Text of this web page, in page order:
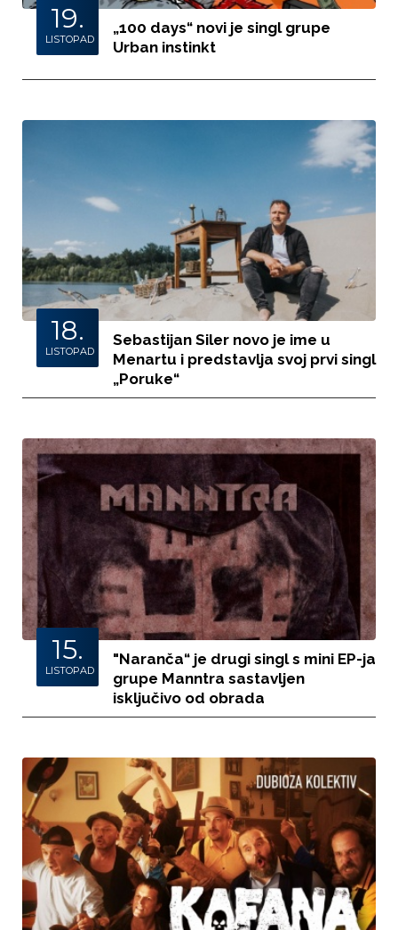
19.
LISTOPAD
„100 days“ novi je singl grupe
Urban instinkt
18.
LISTOPAD
Sebastijan Siler novo je ime u
Menartu i predstavlja svoj prvi singl
„Poruke“
15.
LISTOPAD
"Naranča“ je drugi singl s mini EP-ja
grupe Manntra sastavljen
isključivo od obrada